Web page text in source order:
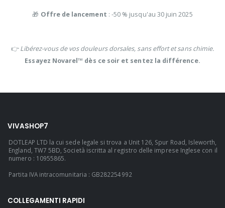
🎁 Offre de lancement : -50 % jusqu'au 30 juin 2025
👉Libérez-vous de vos douleurs dorsales, sans effort et sans chimie.
Essayez Novarel™ dès ce soir et sentez la différence.
VIVASHOP7
DOTLEAP LTD la cui sede legale si trova a Unit 126, Spur Road, Isleworth,
England, TW7 5BD, Società iscritta al registro delle imprese Inglese con il
numero : 10955865.
Partita IVA intracomunitaria : GB282254992
COLLEGAMENTI RAPIDI